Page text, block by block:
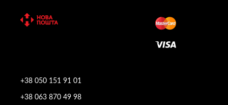
+38 050 151 91 01
+38 063 870 49 98